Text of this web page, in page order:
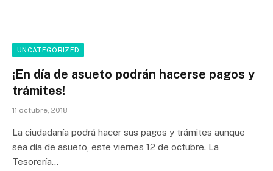
UNCATEGORIZED
¡En día de asueto podrán hacerse pagos y
trámites!
11 octubre, 2018
La ciudadanía podrá hacer sus pagos y trámites aunque
sea día de asueto, este viernes 12 de octubre. La
Tesorería…